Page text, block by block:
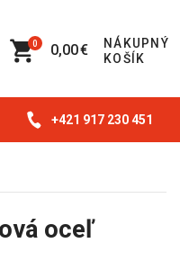
0,00 €
NÁKUPNÝ
KOŠÍK
0
+421 917 230 451
oceľ